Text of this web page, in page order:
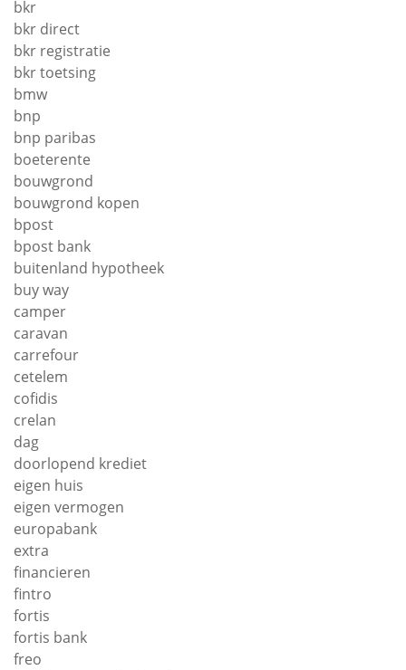
bkr
bkr direct
bkr registratie
bkr toetsing
bmw
bnp
bnp paribas
boeterente
bouwgrond
bouwgrond kopen
bpost
bpost bank
buitenland hypotheek
buy way
camper
caravan
carrefour
cetelem
cofidis
crelan
dag
doorlopend krediet
eigen huis
eigen vermogen
europabank
extra
financieren
fintro
fortis
fortis bank
freo